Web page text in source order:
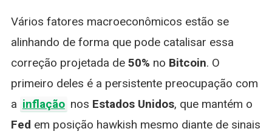
Vários fatores macroeconômicos estão se
alinhando de forma que pode catalisar essa
correção projetada de 50% no Bitcoin. O
primeiro deles é a persistente preocupação com
a inflação nos Estados Unidos, que mantém o
Fed em posição hawkish mesmo diante de sinais